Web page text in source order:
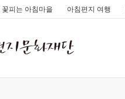
꽃피는 아침마을 아침편지 여행